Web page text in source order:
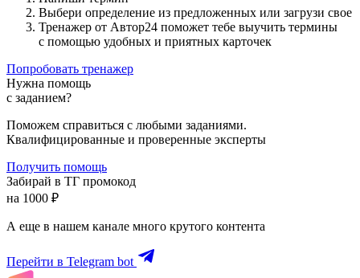
Выбери определение из предложенных или загрузи свое
Тренажер от Автор24 поможет тебе выучить термины
с помощью удобных и приятных карточек
Попробовать тренажер
Нужна помощь
с заданием?
Поможем справиться с любыми заданиями.
Квалифицированные и проверенные эксперты
Получить помощь
Забирай в ТГ промокод
на 1000 ₽
А еще в нашем канале много крутого контента
Перейти в Telegram bot